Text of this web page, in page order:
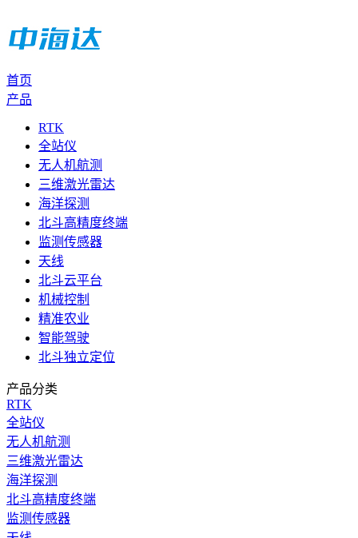
首页
产品
RTK
全站仪
无人机航测
三维激光雷达
海洋探测
北斗高精度终端
监测传感器
天线
北斗云平台
机械控制
精准农业
智能驾驶
北斗独立定位
产品分类
RTK
全站仪
无人机航测
三维激光雷达
海洋探测
北斗高精度终端
监测传感器